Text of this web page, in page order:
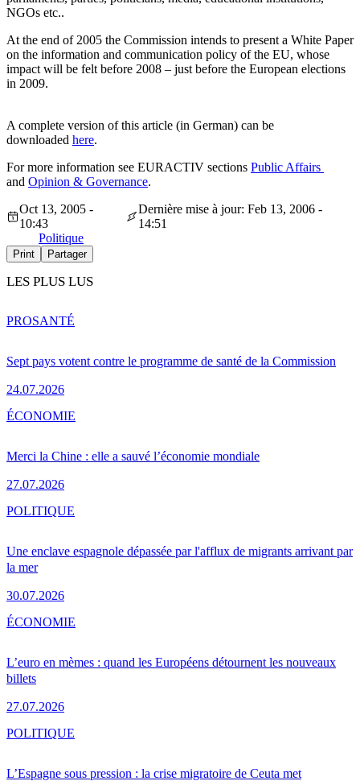
NGOs etc..
At the end of 2005 the Commission intends to present a White Paper
on the information and communication policy of the EU, whose
impact will be felt before 2008 – just before the European elections
in 2009.
A complete version of this article (in German) can be
downloaded here.
For more information see EURACTIV sections Public Affairs
and Opinion & Governance.
Oct 13, 2005 -
10:43
Dernière mise à jour: Feb 13, 2006 -
14:51
Politique
Print Partager
LES PLUS LUS
Sept pays votent contre le programme de santé de la Commission
24.07.2026
PROSANTÉ
Merci la Chine : elle a sauvé l’économie mondiale
27.07.2026
ÉCONOMIE
Une enclave espagnole dépassée par l'afflux de migrants arrivant par
la mer
30.07.2026
POLITIQUE
L’euro en mèmes : quand les Européens détournent les nouveaux
billets
27.07.2026
ÉCONOMIE
L’Espagne sous pression : la crise migratoire de Ceuta met
POLITIQUE